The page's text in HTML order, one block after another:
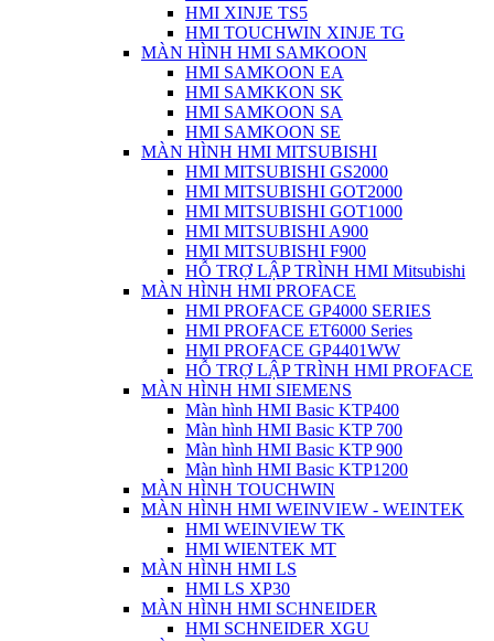
HMI XINJE TS5
HMI TOUCHWIN XINJE TG
MÀN HÌNH HMI SAMKOON
HMI SAMKOON EA
HMI SAMKKON SK
HMI SAMKOON SA
HMI SAMKOON SE
MÀN HÌNH HMI MITSUBISHI
HMI MITSUBISHI GS2000
HMI MITSUBISHI GOT2000
HMI MITSUBISHI GOT1000
HMI MITSUBISHI A900
HMI MITSUBISHI F900
HỖ TRỢ LẬP TRÌNH HMI Mitsubishi
MÀN HÌNH HMI PROFACE
HMI PROFACE GP4000 SERIES
HMI PROFACE ET6000 Series
HMI PROFACE GP4401WW
HỖ TRỢ LẬP TRÌNH HMI PROFACE
MÀN HÌNH HMI SIEMENS
Màn hình HMI Basic KTP400
Màn hình HMI Basic KTP 700
Màn hình HMI Basic KTP 900
Màn hình HMI Basic KTP1200
MÀN HÌNH TOUCHWIN
MÀN HÌNH HMI WEINVIEW - WEINTEK
HMI WEINVIEW TK
HMI WIENTEK MT
MÀN HÌNH HMI LS
HMI LS XP30
MÀN HÌNH HMI SCHNEIDER
HMI SCHNEIDER XGU